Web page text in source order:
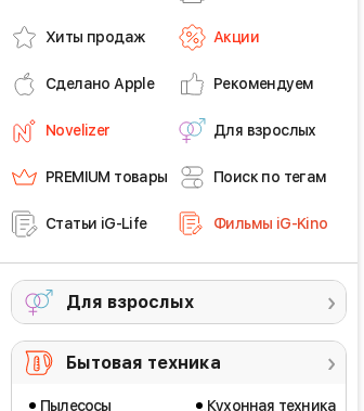
Хиты продаж Акции
Сделано Apple Рекомендуем
Novelizer Для взрослых
PREMIUM товары Поиск по тегам
Статьи iG-Life Фильмы iG-Kino
Для взрослых
Бытовая техника
Пылесосы
Кухонная техника